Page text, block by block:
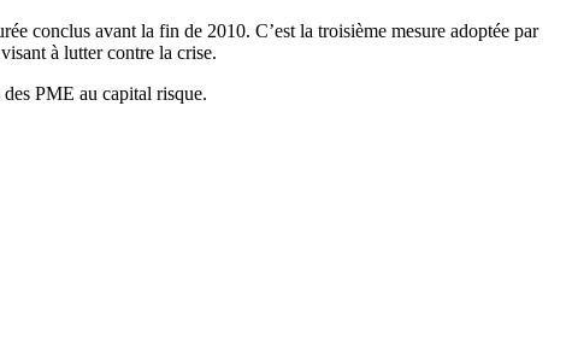
conclus avant la fin de 2010. C’est la troisième mesure adoptée par
à lutter contre la crise.
PME au capital risque.